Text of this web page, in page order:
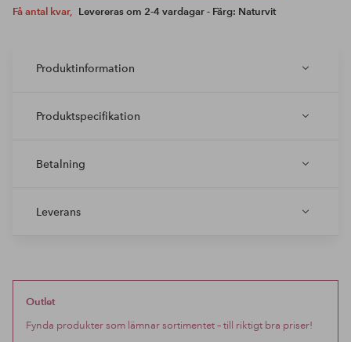
Få antal kvar, Levereras om 2-4 vardagar - Färg: Naturvit
Produktinformation
Produktspecifikation
Betalning
Leverans
Outlet
Fynda produkter som lämnar sortimentet – till riktigt bra priser!